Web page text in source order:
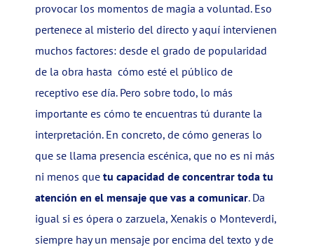
provocar los momentos de magia a voluntad. Eso
pertenece al misterio del directo y aquí intervienen
muchos factores: desde el grado de popularidad
de la obra hasta cómo esté el público de
receptivo ese día. Pero sobre todo, lo más
importante es cómo te encuentras tú durante la
interpretación. En concreto, de cómo generas lo
que se llama presencia escénica, que no es ni más
ni menos que tu capacidad de concentrar toda tu
atención en el mensaje que vas a comunicar. Da
igual si es ópera o zarzuela, Xenakis o Monteverdi,
siempre hay un mensaje por encima del texto y de